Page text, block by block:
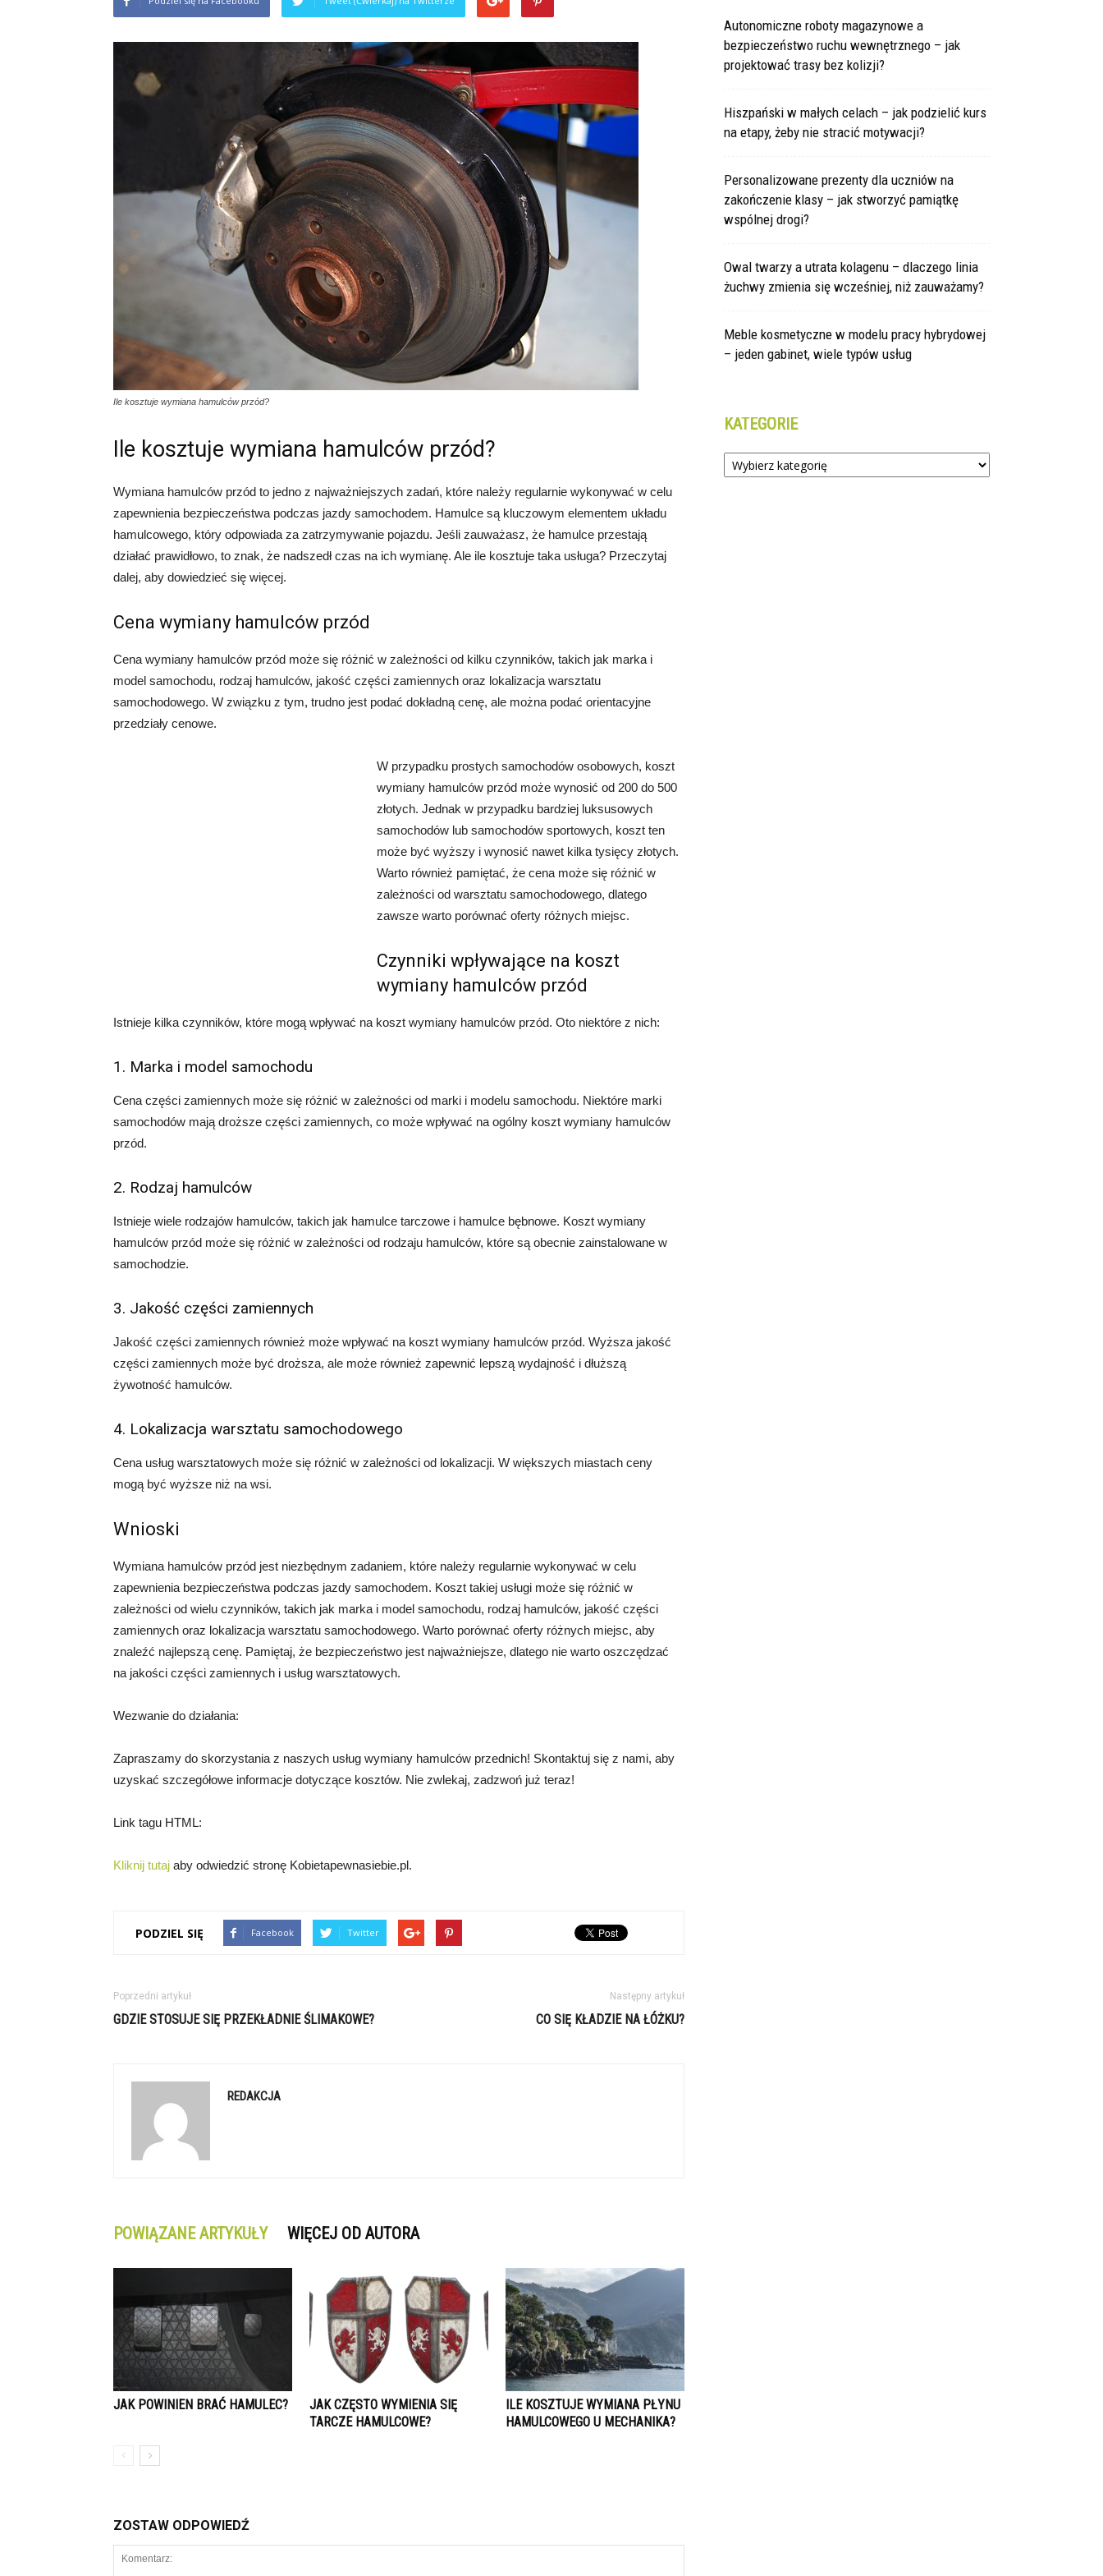
Ile kosztuje wymiana hamulców przód?
Ile kosztuje wymiana hamulców przód?
Wymiana hamulców przód to jedno z najważniejszych zadań, które należy regularnie wykonywać w celu
zapewnienia bezpieczeństwa podczas jazdy samochodem. Hamulce są kluczowym elementem układu
hamulcowego, który odpowiada za zatrzymywanie pojazdu. Jeśli zauważasz, że hamulce przestają
działać prawidłowo, to znak, że nadszedł czas na ich wymianę. Ale ile kosztuje taka usługa? Przeczytaj
dalej, aby dowiedzieć się więcej.
Cena wymiany hamulców przód
Cena wymiany hamulców przód może się różnić w zależności od kilku czynników, takich jak marka i
model samochodu, rodzaj hamulców, jakość części zamiennych oraz lokalizacja warsztatu
samochodowego. W związku z tym, trudno jest podać dokładną cenę, ale można podać orientacyjne
przedziały cenowe.
W przypadku prostych samochodów osobowych, koszt
wymiany hamulców przód może wynosić od 200 do 500
złotych. Jednak w przypadku bardziej luksusowych
samochodów lub samochodów sportowych, koszt ten
może być wyższy i wynosić nawet kilka tysięcy złotych.
Warto również pamiętać, że cena może się różnić w
zależności od warsztatu samochodowego, dlatego
zawsze warto porównać oferty różnych miejsc.
Czynniki wpływające na koszt
wymiany hamulców przód
Istnieje kilka czynników, które mogą wpływać na koszt wymiany hamulców przód. Oto niektóre z nich:
1. Marka i model samochodu
Cena części zamiennych może się różnić w zależności od marki i modelu samochodu. Niektóre marki
samochodów mają droższe części zamiennych, co może wpływać na ogólny koszt wymiany hamulców
przód.
2. Rodzaj hamulców
Istnieje wiele rodzajów hamulców, takich jak hamulce tarczowe i hamulce bębnowe. Koszt wymiany
hamulców przód może się różnić w zależności od rodzaju hamulców, które są obecnie zainstalowane w
samochodzie.
3. Jakość części zamiennych
Jakość części zamiennych również może wpływać na koszt wymiany hamulców przód. Wyższa jakość
części zamiennych może być droższa, ale może również zapewnić lepszą wydajność i dłuższą
żywotność hamulców.
4. Lokalizacja warsztatu samochodowego
Cena usług warsztatowych może się różnić w zależności od lokalizacji. W większych miastach ceny
mogą być wyższe niż na wsi.
Wnioski
Wymiana hamulców przód jest niezbędnym zadaniem, które należy regularnie wykonywać w celu
zapewnienia bezpieczeństwa podczas jazdy samochodem. Koszt takiej usługi może się różnić w
zależności od wielu czynników, takich jak marka i model samochodu, rodzaj hamulców, jakość części
zamiennych oraz lokalizacja warsztatu samochodowego. Warto porównać oferty różnych miejsc, aby
znaleźć najlepszą cenę. Pamiętaj, że bezpieczeństwo jest najważniejsze, dlatego nie warto oszczędzać
na jakości części zamiennych i usług warsztatowych.
Wezwanie do działania:
Zapraszamy do skorzystania z naszych usług wymiany hamulców przednich! Skontaktuj się z nami, aby
uzyskać szczegółowe informacje dotyczące kosztów. Nie zwlekaj, zadzwoń już teraz!
Link tagu HTML:
Kliknij tutaj aby odwiedzić stronę Kobietapewnasiebie.pl.
PODZIEL SIĘ Facebook Twitter
Poprzedni artykuł
GDZIE STOSUJE SIĘ PRZEKŁADNIE ŚLIMAKOWE?
Następny artykuł
CO SIĘ KŁADZIE NA ŁÓŻKU?
REDAKCJA
POWIĄZANE ARTYKUŁY WIĘCEJ OD AUTORA
JAK POWINIEN BRAĆ HAMULEC?
JAK CZĘSTO WYMIENIA SIĘ
TARCZE HAMULCOWE?
ILE KOSZTUJE WYMIANA PŁYNU
HAMULCOWEGO U MECHANIKA?
ZOSTAW ODPOWIEDŹ
Autonomiczne roboty magazynowe a
bezpieczeństwo ruchu wewnętrznego – jak
projektować trasy bez kolizji?
Hiszpański w małych celach – jak podzielić kurs
na etapy, żeby nie stracić motywacji?
Personalizowane prezenty dla uczniów na
zakończenie klasy – jak stworzyć pamiątkę
wspólnej drogi?
Owal twarzy a utrata kolagenu – dlaczego linia
żuchwy zmienia się wcześniej, niż zauważamy?
Meble kosmetyczne w modelu pracy hybrydowej
– jeden gabinet, wiele typów usług
KATEGORIE
Kategorie